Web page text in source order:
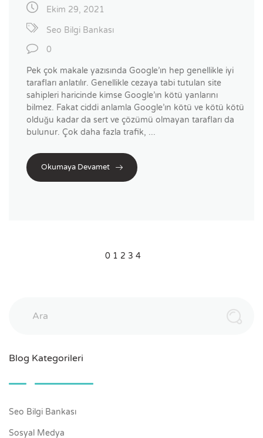
Ekim 29, 2021
Seo Bilgi Bankası
0
Pek çok makale yazısında Google’ın hep genellikle iyi
tarafları anlatılır. Genellikle cezaya tabi tutulan site
sahipleri haricinde kimse Google’ın kötü yanlarını
bilmez. Fakat ciddi anlamla Google’ın kötü ve kötü kötü
olduğu kadar da sert ve çözümü olmayan tarafları da
bulunur. Çok daha fazla trafik, ...
Okumaya Devamet
0 1 2 3 4
Blog Kategorileri
Seo Bilgi Bankası
Sosyal Medya